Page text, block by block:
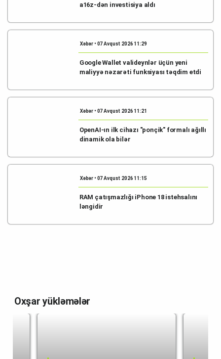
a16z-dən investisiya aldı
Xəbər • 07 Avqust 2026 11:29
Google Wallet valideynlər üçün yeni
maliyyə nəzarəti funksiyası təqdim etdi
Xəbər • 07 Avqust 2026 11:21
OpenAI-ın ilk cihazı "ponçik" formalı ağıllı
dinamik ola bilər
Xəbər • 07 Avqust 2026 11:15
RAM çatışmazlığı iPhone 18 istehsalını
ləngidir
Oxşar yükləmələr